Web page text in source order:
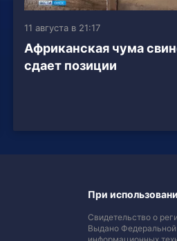
11 августа в 21:17
Африканская чума
сдает позиции
При
Свидетельство о
Выдано